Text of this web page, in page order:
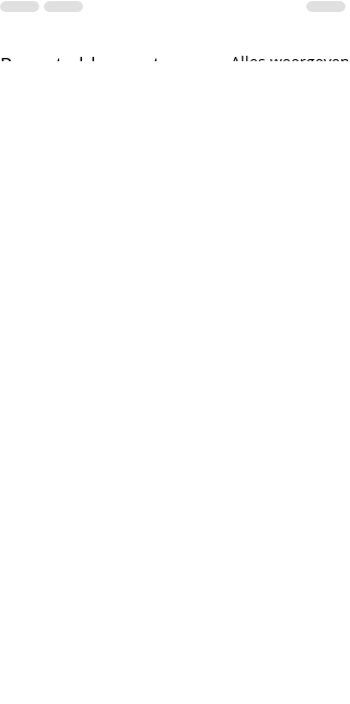
Recente blogposts Alles weergeven